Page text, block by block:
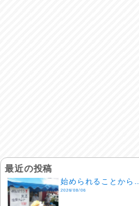
最近の投稿
始められることから…
2026/08/06